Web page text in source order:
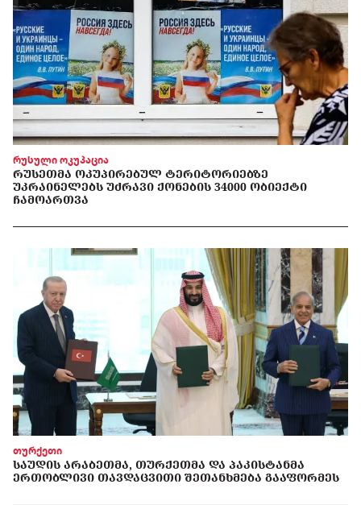
რუსული ოკუპაცია
ᲠᲣᲡᲔᲗᲛᲐ ᲝᲙᲣᲞᲘᲠᲔᲑᲣᲚ ᲢᲔᲠᲘᲢᲝᲠᲘᲔᲑᲖᲔ
ᲣᲙᲠᲐᲘᲜᲔᲚᲔᲑᲡ ᲣᲫᲠᲐᲕᲘ ᲥᲝᲜᲔᲑᲘᲡ 34000 ᲝᲑᲘᲔᲥᲢᲘ
ᲩᲐᲛᲝᲐᲠᲗᲕᲐ
თურქეთი
ᲡᲐᲣᲓᲘᲡ ᲐᲠᲐᲑᲔᲗᲛᲐ, ᲗᲣᲠᲥᲔᲗᲛᲐ ᲓᲐ ᲞᲐᲙᲘᲡᲢᲐᲜᲛᲐ
ᲔᲠᲗᲝᲑᲚᲘᲕᲘ ᲗᲐᲕᲓᲐᲪᲕᲘᲗᲘ ᲨᲔᲗᲐᲜᲮᲛᲔᲑᲐ ᲒᲐᲐᲤᲝᲠᲛᲔᲡ